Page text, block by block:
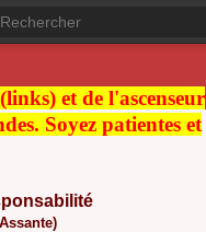
et de l'ascenseur
Soyez patientes et